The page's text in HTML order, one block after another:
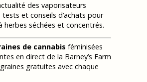
des vaporisateurs
tests et conseils d’achats pour
herbes séchées et concentrés.
de cannabis féminisées
en direct de la Barney’s Farm
gratuites avec chaque